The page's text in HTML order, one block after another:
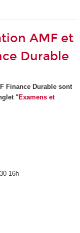
AMF et
Durable
Finance Durable sont
"Examens et
16h